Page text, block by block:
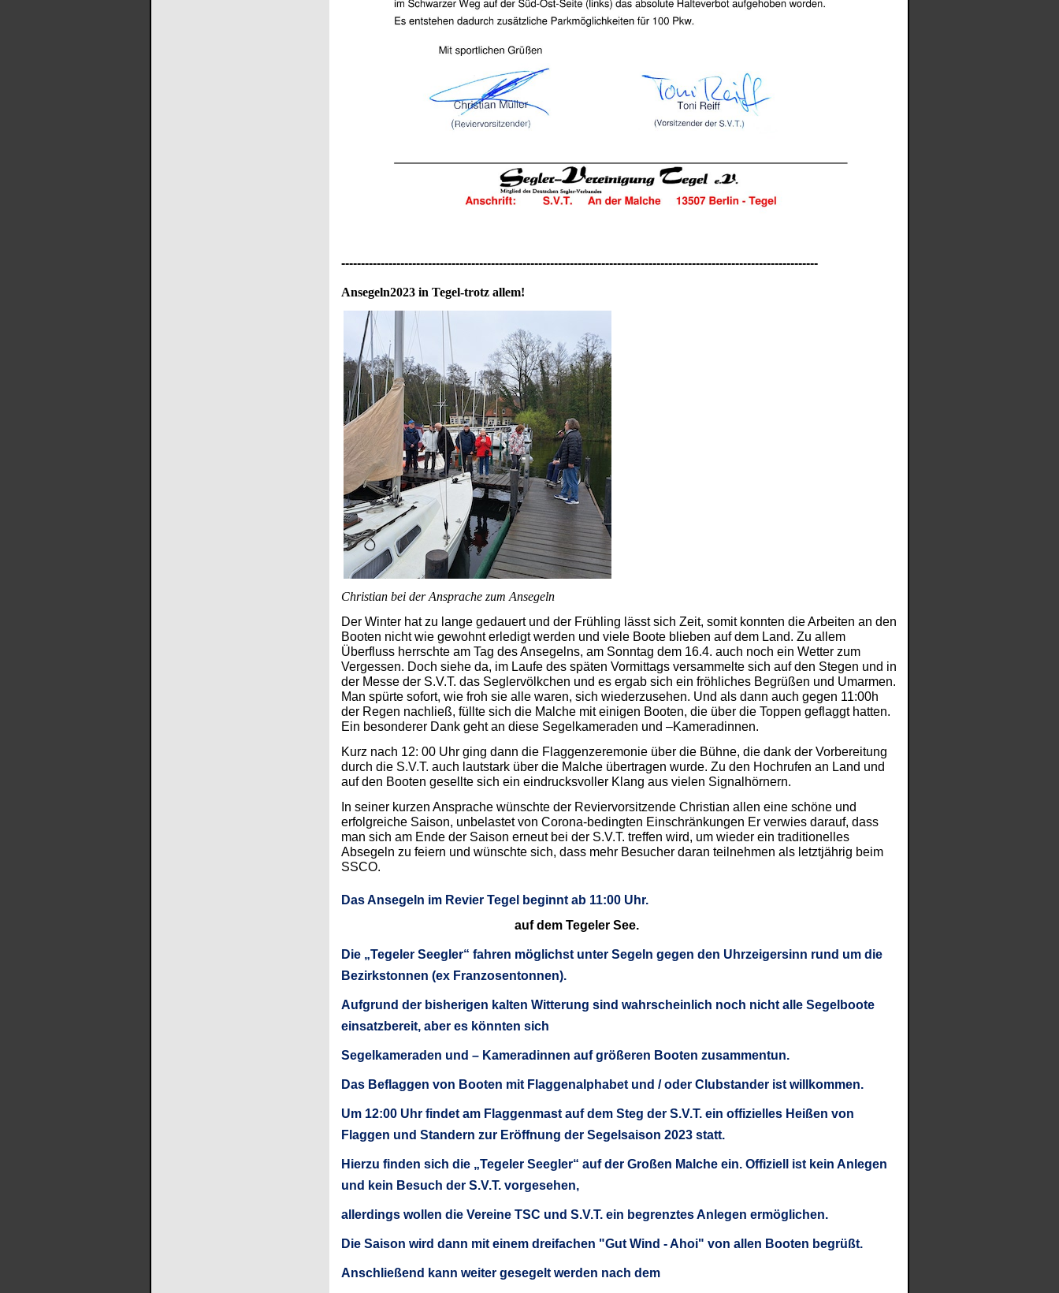
-------------------------------------------------------------------------------------------------------------------------
Ansegeln2023 in Tegel-trotz allem!
Christian bei der Ansprache zum Ansegeln
Der Winter hat zu lange gedauert und der Frühling lässt sich Zeit, somit konnten die Arbeiten an den
Booten nicht wie gewohnt erledigt werden und viele Boote blieben auf dem Land. Zu allem
Überfluss herrschte am Tag des Ansegelns, am Sonntag dem 16.4. auch noch ein Wetter zum
Vergessen. Doch siehe da, im Laufe des späten Vormittags versammelte sich auf den Stegen und in
der Messe der S.V.T. das Seglervölkchen und es ergab sich ein fröhliches Begrüßen und Umarmen.
Man spürte sofort, wie froh sie alle waren, sich wiederzusehen. Und als dann auch gegen 11:00h
der Regen nachließ, füllte sich die Malche mit einigen Booten, die über die Toppen geflaggt hatten.
Ein besonderer Dank geht an diese Segelkameraden und –Kameradinnen.
Kurz nach 12: 00 Uhr ging dann die Flaggenzeremonie über die Bühne, die dank der Vorbereitung
durch die S.V.T. auch lautstark über die Malche übertragen wurde. Zu den Hochrufen an Land und
auf den Booten gesellte sich ein eindrucksvoller Klang aus vielen Signalhörnern.
In seiner kurzen Ansprache wünschte der Reviervorsitzende Christian allen eine schöne und
erfolgreiche Saison, unbelastet von Corona-bedingten Einschränkungen Er verwies darauf, dass
man sich am Ende der Saison erneut bei der S.V.T. treffen wird, um wieder ein traditionelles
Absegeln zu feiern und wünschte sich, dass mehr Besucher daran teilnehmen als letztjährig beim
SSCO.
Das Ansegeln im Revier Tegel beginnt ab 11:00 Uhr.
auf dem Tegeler See.
Die „Tegeler Seegler“ fahren möglichst unter Segeln gegen den Uhrzeigersinn rund um die
Bezirkstonnen (ex Franzosentonnen).
Aufgrund der bisherigen kalten Witterung sind wahrscheinlich noch nicht alle Segelboote
einsatzbereit, aber es könnten sich
Segelkameraden und – Kameradinnen auf größeren Booten zusammentun.
Das Beflaggen von Booten mit Flaggenalphabet und / oder Clubstander ist willkommen.
Um 12:00 Uhr findet am Flaggenmast auf dem Steg der S.V.T. ein offizielles Heißen von
Flaggen und Standern zur Eröffnung der Segelsaison 2023 statt.
Hierzu finden sich die „Tegeler Seegler“ auf der Großen Malche ein. Offiziell ist kein Anlegen
und kein Besuch der S.V.T. vorgesehen,
allerdings wollen die Vereine TSC und S.V.T. ein begrenztes Anlegen ermöglichen.
Die Saison wird dann mit einem dreifachen "Gut Wind - Ahoi" von allen Booten begrüßt.
Anschließend kann weiter gesegelt werden nach dem